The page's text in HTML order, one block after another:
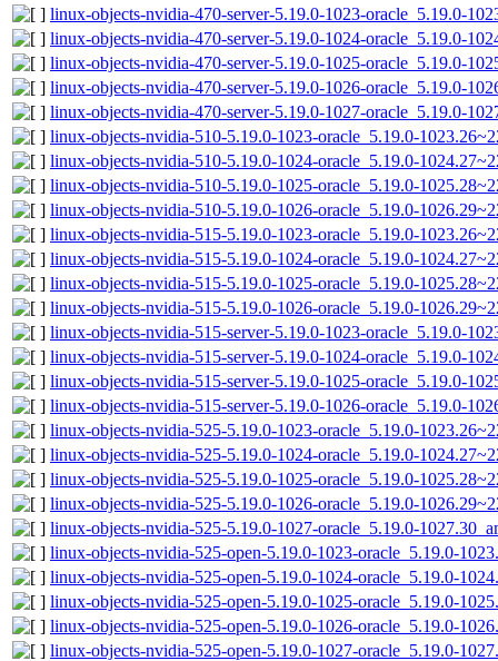
linux-objects-nvidia-470-server-5.19.0-1023-oracle_5.19.0-
linux-objects-nvidia-470-server-5.19.0-1024-oracle_5.19.0-
linux-objects-nvidia-470-server-5.19.0-1025-oracle_5.19.0-
linux-objects-nvidia-470-server-5.19.0-1026-oracle_5.19.0-
linux-objects-nvidia-470-server-5.19.0-1027-oracle_5.19.0-
linux-objects-nvidia-510-5.19.0-1023-oracle_5.19.0-
linux-objects-nvidia-510-5.19.0-1024-oracle_5.19.0-
linux-objects-nvidia-510-5.19.0-1025-oracle_5.19.0-
linux-objects-nvidia-510-5.19.0-1026-oracle_5.19.0-
linux-objects-nvidia-515-5.19.0-1023-oracle_5.19.0-
linux-objects-nvidia-515-5.19.0-1024-oracle_5.19.0-
linux-objects-nvidia-515-5.19.0-1025-oracle_5.19.0-
linux-objects-nvidia-515-5.19.0-1026-oracle_5.19.0-
linux-objects-nvidia-515-server-5.19.0-1023-oracle_5.19.0-
linux-objects-nvidia-515-server-5.19.0-1024-oracle_5.19.0-
linux-objects-nvidia-515-server-5.19.0-1025-oracle_5.19.0-
linux-objects-nvidia-515-server-5.19.0-1026-oracle_5.19.0-
linux-objects-nvidia-525-5.19.0-1023-oracle_5.19.0-
linux-objects-nvidia-525-5.19.0-1024-oracle_5.19.0-
linux-objects-nvidia-525-5.19.0-1025-oracle_5.19.0-
linux-objects-nvidia-525-5.19.0-1026-oracle_5.19.0-
linux-objects-nvidia-525-5.19.0-1027-oracle_5.19.0-
linux-objects-nvidia-525-open-5.19.0-1023-oracle_5.19.0-
linux-objects-nvidia-525-open-5.19.0-1024-oracle_5.19.0-
linux-objects-nvidia-525-open-5.19.0-1025-oracle_5.19.0-
linux-objects-nvidia-525-open-5.19.0-1026-oracle_5.19.0-
linux-objects-nvidia-525-open-5.19.0-1027-oracle_5.19.0-